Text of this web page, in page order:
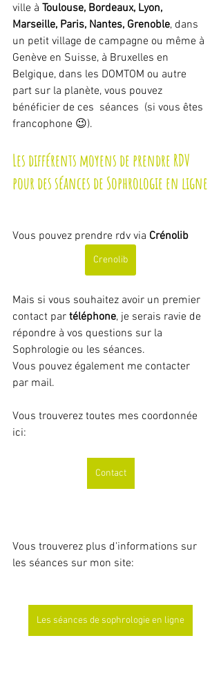
ville à Toulouse, Bordeaux, Lyon,
Marseille, Paris, Nantes, Grenoble, dans
un petit village de campagne ou même à
Genève en Suisse, à Bruxelles en
Belgique, dans les DOMTOM ou autre
part sur la planète, vous pouvez
bénéficier de ces  séances  (si vous êtes
francophone 😉).
Les différents moyens de prendre RDV
pour des séances de Sophrologie en ligne
Vous pouvez prendre rdv via Crénolib
Crenolib
Mais si vous souhaitez avoir un premier
contact par téléphone, je serais ravie de
répondre à vos questions sur la
Sophrologie ou les séances.
Vous pouvez également me contacter
par mail.
Vous trouverez toutes mes coordonnée
ici:
Contact
Vous trouverez plus d'informations sur
les séances sur mon site:
Les séances de sophrologie en ligne